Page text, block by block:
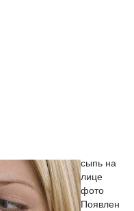
сыпь на
лице
фото
Появлен